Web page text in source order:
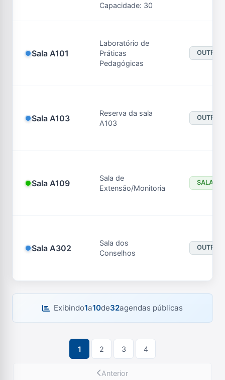
Capacidade: 30
Sala A101
Laboratório de
Práticas
Pedagógicas
OUTROS
Sala A103
Reserva da sala
A103
OUTROS
Sala A109
Sala de
Extensão/Monitoria
SALA
Sala A302
Sala dos
Conselhos
OUTROS
Exibindo1a10de32agendas públicas
Anterior
1 2 3 4